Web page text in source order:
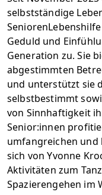
selbstständige
Geduld und
Generation zu. Sie
abgestimmten
und unterstützt sie
selbstbestimmt
von Sinnhaftigkeit
Senior:innen
umfangreichen und
sich von Yvonne
Aktivitäten zum
Spazierengehen im